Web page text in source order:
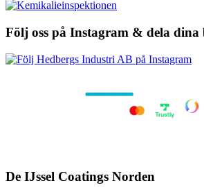
Följ oss på Instagram & dela
De IJssel Coatings Norden